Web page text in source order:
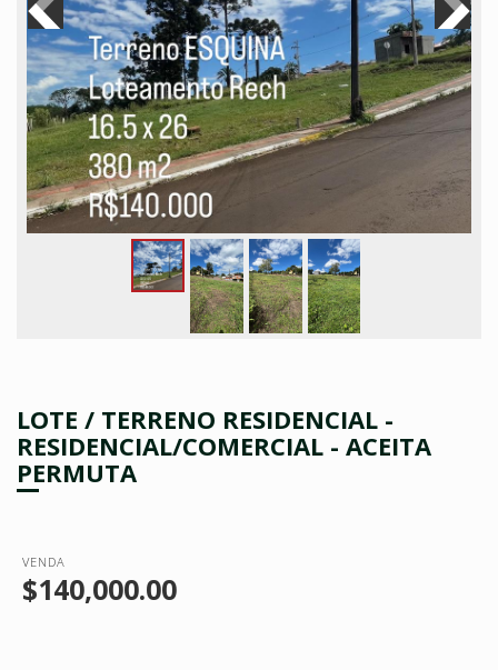
LOTE / TERRENO RESIDENCIAL -
RESIDENCIAL/COMERCIAL - ACEITA
PERMUTA
VENDA
$140,000.00